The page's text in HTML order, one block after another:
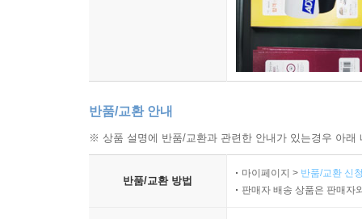
반품/교환 안내
※ 상품 설명에 반품/교환과 관련한 안내가 있는경우 아
반품/교환 방법
마이페이지 > 반품/교환 신
판매자 배송 상품은 판매자